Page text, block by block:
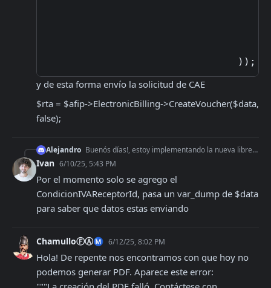
y de esta forma envío la solicitud de CAE
$rta = $afip->ElectronicBilling->CreateVoucher($data,
false);
Alejandro Buenós días!, estoy implementando la nueva librería y cuando intento crear un nuevo comprobante me devuelve el siguiente mensaje: Código de error 400 (Bad Requ
Ivan 6/10/25, 5:43 PM
Por el momento solo se agrego el
CondicionIVAReceptorId, pasa un var_dump de $data
para saber que datos estas enviando
ChamulloⒻⒶⓂ 6/12/25, 8:02 PM
Hola! De repente nos encontramos con que hoy no
podemos generar PDF. Aparece este error: